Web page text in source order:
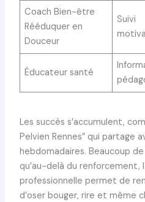
Coach Bien-être
Rééduquer en
Douceur
Suivi
Éducateur santé
Les succès s’accumulent,
Pelvien Rennes” qui partage
hebdomadaires. Beaucoup
qu’au-delà du renforcement,
professionnelle permet de
d’oser bouger, rire et même